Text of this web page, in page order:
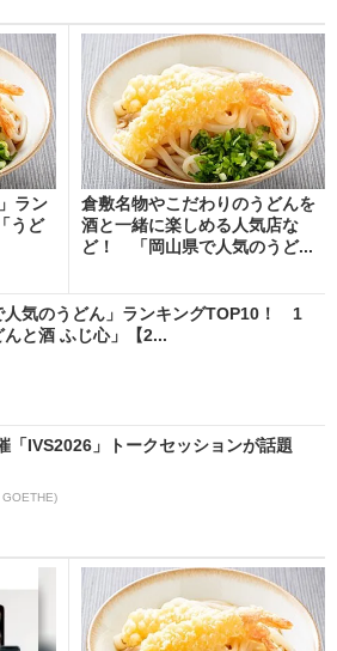
ラン
うど
倉敷名物やこだわりのうどんを
酒と一緒に楽しめる人気店な
ど！ 「岡山県で人気のうど...
人気のうどん」ランキングTOP10！ 1
と酒 ふじ心」【2...
「IVS2026」トークセッションが話題
GOETHE)